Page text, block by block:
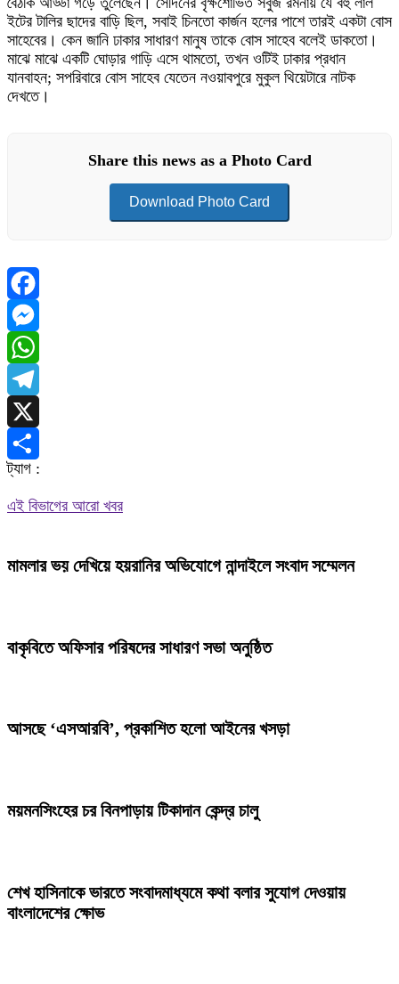
ইটের টালির ছাদের বাড়ি ছিল, সবাই চিনতো কার্জন হলের পাশে তারই একটা বোস
সাহেবের। কেন জানি ঢাকার সাধারণ মানুষ তাকে বোস সাহেব বলেই ডাকতো।
মাঝে মাঝে একটি ঘোড়ার গাড়ি এসে থামতো, তখন ওটিই ঢাকার প্রধান
যানবাহন; সপরিবারে বোস সাহেব যেতেন নওয়াবপুরে মুকুল থিয়েটারে নাটক
দেখতে।
Share this news as a Photo Card
Download Photo Card
Facebook
Messenger
WhatsApp
Telegram
X
Share
ট্যাগ :
এই বিভাগের আরো খবর
মামলার ভয় দেখিয়ে হয়রানির অভিযোগে নান্দাইলে সংবাদ সম্মেলন
বাকৃবিতে অফিসার পরিষদের সাধারণ সভা অনুষ্ঠিত
আসছে ‘এসআরবি’, প্রকাশিত হলো আইনের খসড়া
ময়মনসিংহের চর বিনপাড়ায় টিকাদান কেন্দ্র চালু
শেখ হাসিনাকে ভারতে সংবাদমাধ্যমে কথা বলার সুযোগ দেওয়ায়
বাংলাদেশের ক্ষোভ